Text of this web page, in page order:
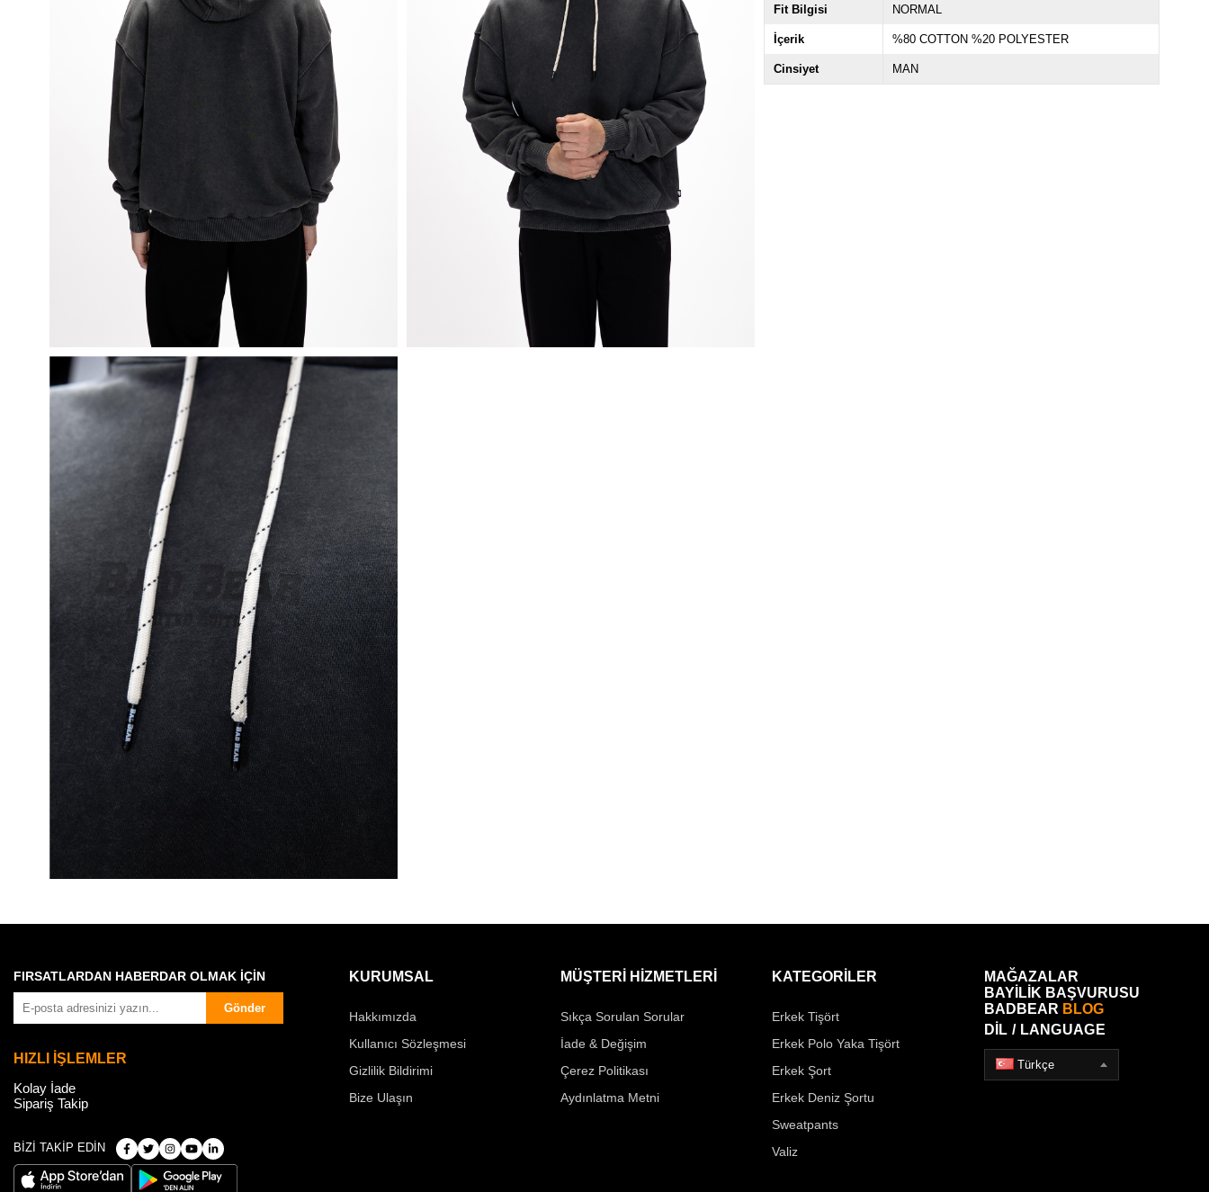
Fit Bilgisi NORMAL
İçerik %80 COTTON %20 POLYESTER
Cinsiyet MAN
FIRSATLARDAN HABERDAR OLMAK İÇİN
Gönder
HIZLI İŞLEMLER
Kolay İade
Sipariş Takip
BİZİ TAKİP EDİN
KURUMSAL
Hakkımızda
Kullanıcı Sözleşmesi
Gizlilik Bildirimi
Bize Ulaşın
MÜŞTERİ HİZMETLERİ
Sıkça Sorulan Sorular
İade & Değişim
Çerez Politikası
Aydınlatma Metni
KATEGORİLER
Erkek Tişört
Erkek Polo Yaka Tişört
Erkek Şort
Erkek Deniz Şortu
Sweatpants
Valiz
MAĞAZALAR
BAYİLİK BAŞVURUSU
BADBEAR BLOG
DİL / LANGUAGE
Türkçe